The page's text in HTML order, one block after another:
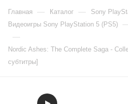
Главная — Каталог — Sony
Видеоигры Sony PlayStation 5 (PS5)
—
Nordic Ashes: The Complete Saga -
субтитры]